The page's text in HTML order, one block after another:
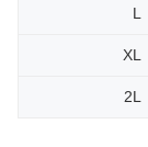
L
XL
2L